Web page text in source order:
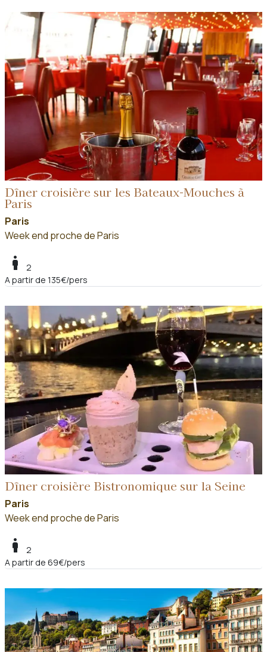
Dîner croisière sur les Bateaux-Mouches à
Paris
Paris
Week end proche de Paris
boy
2
A partir de 135€/pers
Dîner croisière Bistronomique sur la Seine
Paris
Week end proche de Paris
boy
2
A partir de 69€/pers